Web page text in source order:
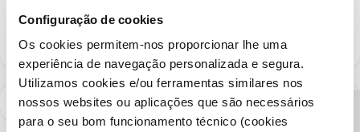
Configuração de cookies
Os cookies permitem-nos proporcionar lhe uma
experiência de navegação personalizada e segura.
Utilizamos cookies e/ou ferramentas similares nos
nossos websites ou aplicações que são necessários
para o seu bom funcionamento técnico (cookies
como "Melhor Resposta" e faça "Like" nos melhores comentários.